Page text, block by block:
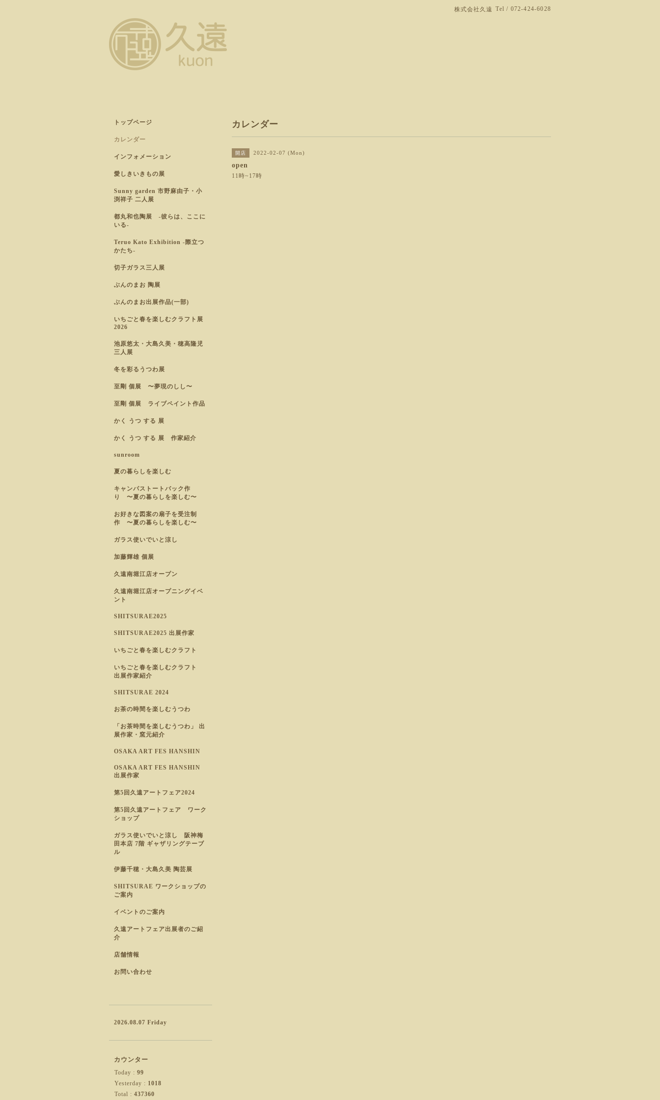
株式会社久遠 Tel / 072-424-6028
カレンダー
開店 2022-02-07 (Mon)
open
11時~17時
トップページ
カレンダー
インフォメーション
愛しきいきもの展
Sunny garden 市野麻由子・小
渕祥子 二人展
都丸和也陶展 -彼らは、ここに
いる-
Teruo Kato Exhibition -際立つ
かたち-
切子ガラス三人展
ぶんのまお 陶展
ぶんのまお出展作品(一部)
いちごと春を楽しむクラフト展
2026
池原悠太・大島久美・穂高隆児
三人展
冬を彩るうつわ展
至剛 個展 〜夢現のしし〜
至剛 個展 ライブペイント作品
かく うつ する 展
かく うつ する 展 作家紹介
sunroom
夏の暮らしを楽しむ
キャンパストートバック作
り 〜夏の暮らしを楽しむ〜
お好きな図案の扇子を受注制
作 〜夏の暮らしを楽しむ〜
ガラス使いでいと涼し
加藤輝雄 個展
久遠南堀江店オープン
久遠南堀江店オープニングイベ
ント
SHITSURAE2025
SHITSURAE2025 出展作家
いちごと春を楽しむクラフト
いちごと春を楽しむクラフト
出展作家紹介
SHITSURAE 2024
お茶の時間を楽しむうつわ
「お茶時間を楽しむうつわ」 出
展作家・窯元紹介
OSAKA ART FES HANSHIN
OSAKA ART FES HANSHIN
出展作家
第5回久遠アートフェア2024
第5回久遠アートフェア ワーク
ショップ
ガラス使いでいと涼し 阪神梅
田本店 7階 ギャザリングテーブ
ル
伊藤千穂・大島久美 陶芸展
SHITSURAE ワークショップの
ご案内
イベントのご案内
久遠アートフェア出展者のご紹
介
店舗情報
お問い合わせ
2026.08.07 Friday
カウンター
Today : 99
Yesterday : 1018
Total : 437360